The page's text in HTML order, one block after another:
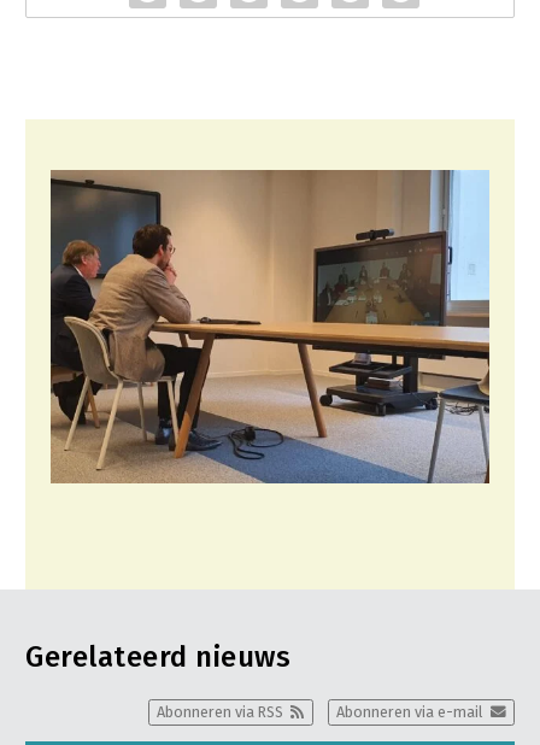
Contact
Gerelateerd nieuws
Abonneren via e-mail
Abonneren via RSS